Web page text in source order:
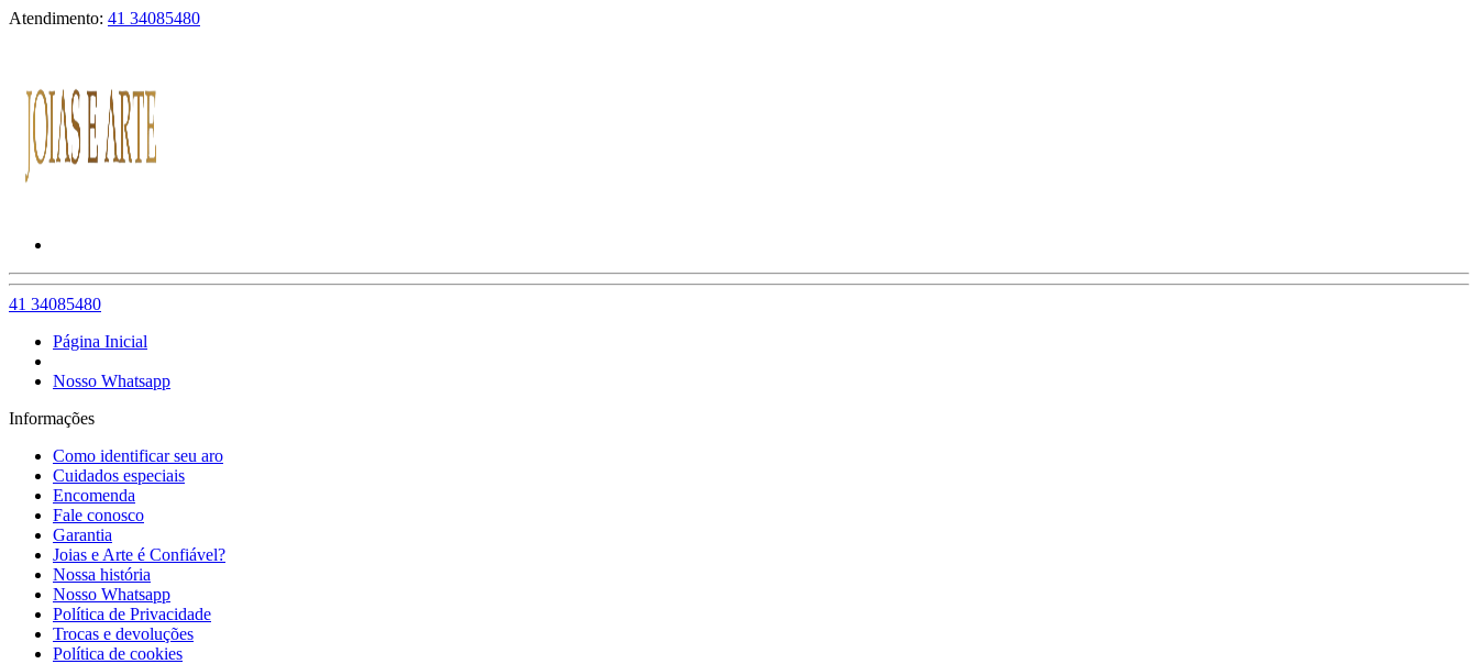
Atendimento: 41 34085480
41 34085480
Página Inicial
Nosso Whatsapp
Informações
Como identificar seu aro
Cuidados especiais
Encomenda
Fale conosco
Garantia
Joias e Arte é Confiável?
Nossa história
Nosso Whatsapp
Política de Privacidade
Trocas e devoluções
Política de cookies